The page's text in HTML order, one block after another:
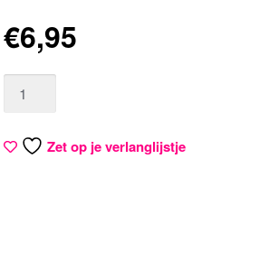
€6,95
Zet op je verlanglijstje